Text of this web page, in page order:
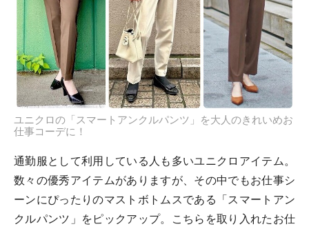
ユニクロの「スマートアンクルパンツ」を大人のきれいめお
仕事コーデに！
通勤服として利用している人も多いユニクロアイテム。
数々の優秀アイテムがありますが、その中でもお仕事シ
ーンにぴったりのマストボトムスである「スマートアン
クルパンツ」をピックアップ。こちらを取り入れたお仕